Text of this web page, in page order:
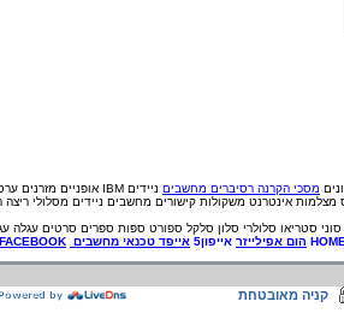
מסכי הקרנה רסיברים מחשבים ניידים IBM אופניים מזרנים
מצלמות אינטרנט משקולות קישורים מחשבים ניידים מסלולי ריצה
סוני סטריאו סלולרי סלון סלקל ספורט ספות ספרים סרטים עגלה
הום אפילייזר אייפון5 אייפד טכנאי מחשבים FACEBOOK
קניה מאובטחת